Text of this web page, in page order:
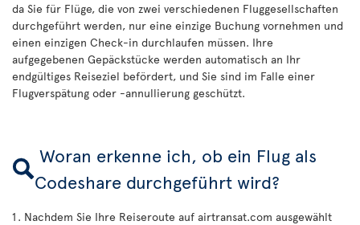
da Sie für Flüge, die von zwei verschiedenen Fluggesellschaften
durchgeführt werden, nur eine einzige Buchung vornehmen und
einen einzigen Check-in durchlaufen müssen. Ihre
aufgegebenen Gepäckstücke werden automatisch an Ihr
endgültiges Reiseziel befördert, und Sie sind im Falle einer
Flugverspätung oder -annullierung geschützt.
Woran erkenne ich, ob ein Flug als
Codeshare durchgeführt wird?
Nachdem Sie Ihre Reiseroute auf airtransat.com ausgewählt